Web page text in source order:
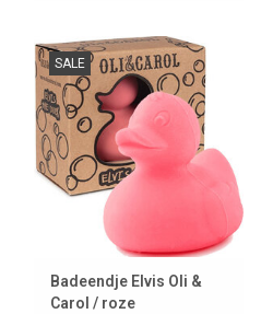
SALE
Badeendje Elvis Oli &
Carol / roze